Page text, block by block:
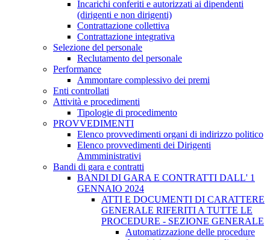
Incarichi conferiti e autorizzati ai dipendenti
(dirigenti e non dirigenti)
Contrattazione collettiva
Contrattazione integrativa
Selezione del personale
Reclutamento del personale
Performance
Ammontare complessivo dei premi
Enti controllati
Attività e procedimenti
Tipologie di procedimento
PROVVEDIMENTI
Elenco provvedimenti organi di indirizzo politico
Elenco provvedimenti dei Dirigenti
Ammministrativi
Bandi di gara e contratti
BANDI DI GARA E CONTRATTI DALL' 1
GENNAIO 2024
ATTI E DOCUMENTI DI CARATTERE
GENERALE RIFERITI A TUTTE LE
PROCEDURE - SEZIONE GENERALE
Automatizzazione delle procedure